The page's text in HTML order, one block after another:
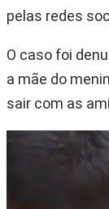
pelas redes
O caso foi
a mãe do
sair com as